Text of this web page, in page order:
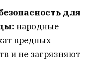
для
народные
вредных
и не загрязняют